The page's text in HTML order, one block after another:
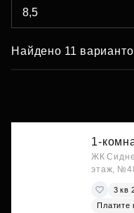
Найдено 11
1-
ЖК
этаж,
3 кв
Платите